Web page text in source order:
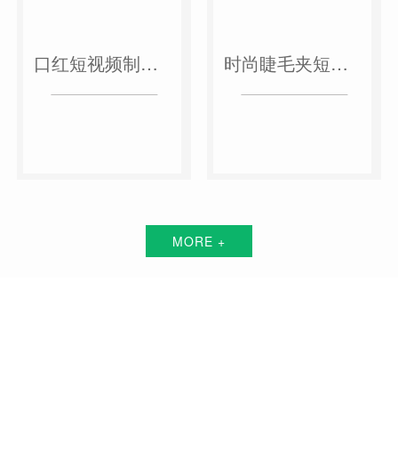
口红短视频制作案例 时尚睫毛夹短视频案例
MORE +